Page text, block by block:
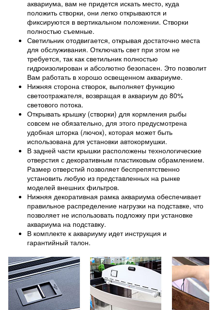
аквариума, вам не придется искать место, куда
положить створки, они легко открываются и
фиксируются в вертикальном положении. Створки
полностью съемные.
Светильник отодвигается, открывая достаточно места
для обслуживания. Отключать свет при этом не
требуется, так как светильник полностью
гидроизолирован и абсолютно безопасен. Это позволит
Вам работать в хорошо освещенном аквариуме.
Нижняя сторона створок, выполняет функцию
светоотражателя, возвращая в аквариум до 80%
светового потока.
Открывать крышку (створки) для кормления рыбы
совсем не обязательно, для этого предусмотрена
удобная шторка (лючок), которая может быть
использована для установки автокормушки.
В задней части крышки расположены технологические
отверстия с декоративным пластиковым обрамлением.
Размер отверстий позволяет беспрепятственно
установить любую из представленных на рынке
моделей внешних фильтров.
Нижняя декоративная рамка аквариума обеспечивает
правильное распределение нагрузки на подставке, что
позволяет не использовать подложку при установке
аквариума на подставку.
В комплекте к аквариуму идет инструкция и
гарантийный талон.